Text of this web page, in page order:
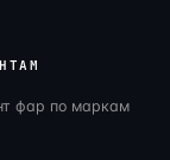
фар по маркам